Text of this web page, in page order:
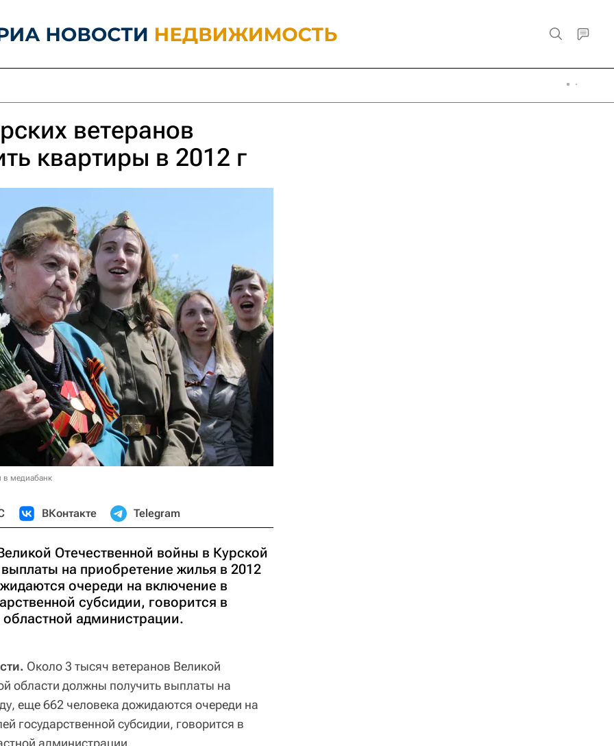
ветеранов
квартиры в 2012 г
в медиабанк
ВКонтакте Telegram
Отечественной войны в Курской
на приобретение жилья в 2012
очереди на включение в
субсидии, говорится в
администрации.
Около 3 тысяч ветеранов Великой
области должны получить выплаты на
еще 662 человека дожидаются очереди на
государственной субсидии, говорится в
администрации.